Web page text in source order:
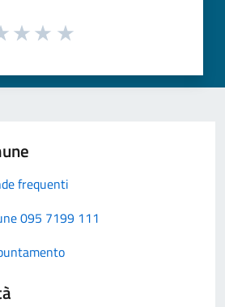
frequenti
095 7199 111